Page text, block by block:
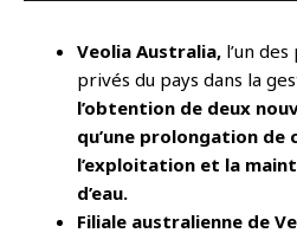
Veolia Australia, l’un
privés du pays dans la
l’obtention de deux
qu’une prolongation de
l’exploitation et la
d’eau.
Filiale australienne de